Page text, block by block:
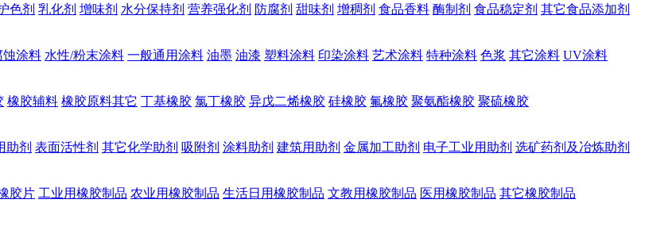
色剂 乳化剂 增味剂 水分保持剂 营养强化剂 防腐剂 甜味剂 增稠剂 食品香料 酶制剂 食品稳定剂 其它食品添加剂
蚀涂料 水性/粉末涂料 一般通用涂料 油墨 油漆 塑料涂料 印染涂料 艺术涂料 特种涂料 色浆 其它涂料 UV涂料
橡胶辅料 橡胶原料其它 丁基橡胶 氯丁橡胶 异戊二烯橡胶 硅橡胶 氟橡胶 聚氨酯橡胶 聚硫橡胶
助剂 表面活性剂 其它化学助剂 吸附剂 涂料助剂 建筑用助剂 金属加工助剂 电子工业用助剂 选矿药剂及冶炼助剂
胶片 工业用橡胶制品 农业用橡胶制品 生活日用橡胶制品 文教用橡胶制品 医用橡胶制品 其它橡胶制品